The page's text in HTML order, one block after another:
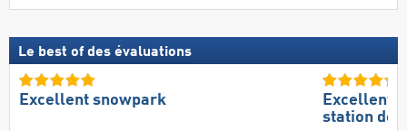
Le best of des évaluations
Excellent snowpark
Excellente
station de